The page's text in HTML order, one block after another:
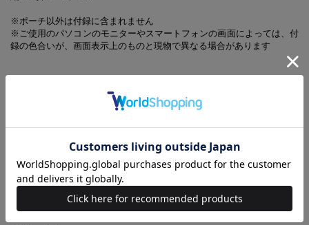
※ポーチ以外は付録に含まれません
※ご使用のパソコンのモニターやスマートフォンの画面によっては、付
録の色合いが、画面表示上のものと現物で異なる場合があります
【リンネル9月号増刊 付録対応事務局】
0120-108-280
受付時間／10:00～17:00
（土・日・祝日を除く)
受付期間／2025年9月29日（月）まで